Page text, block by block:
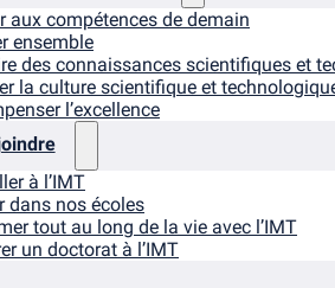
aux compétences de demain
ensemble
des connaissances scientifiques et
la culture scientifique et
l’excellence
à l’IMT
dans nos écoles
tout au long de la vie avec l’IMT
un doctorat à l’IMT